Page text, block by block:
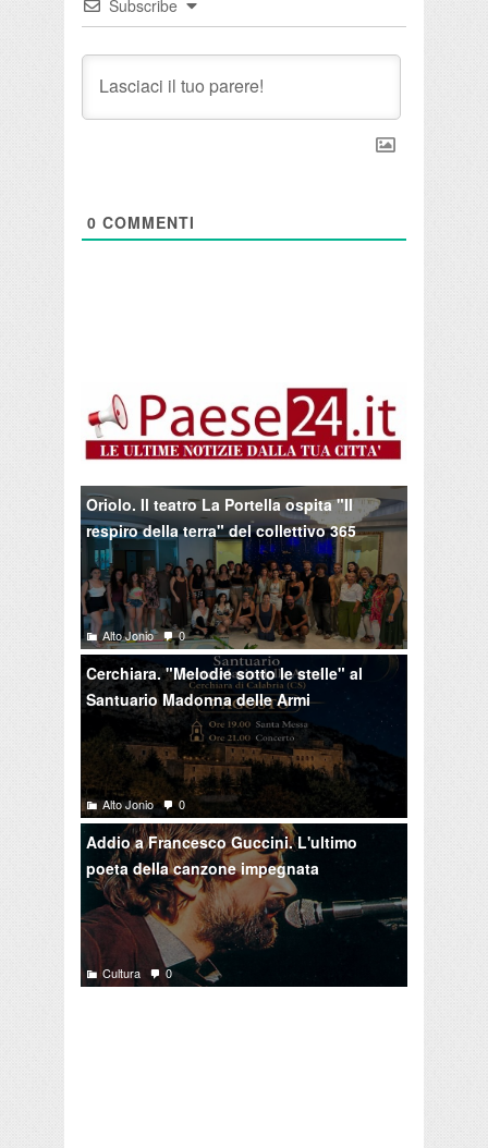
Subscribe
0 COMMENTI
Oriolo. Il teatro La Portella ospita "Il
respiro della terra" del collettivo 365
Alto Jonio 0
Cerchiara. "Melodie sotto le stelle" al
Santuario Madonna delle Armi
Alto Jonio 0
Addio a Francesco Guccini. L'ultimo
poeta della canzone impegnata
Cultura 0